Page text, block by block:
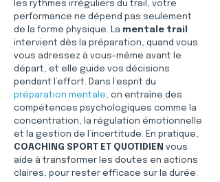
les rythmes irréguliers du trail, votre
performance ne dépend pas seulement
de la forme physique. La mentale trail
intervient dès la préparation, quand vous
vous adressez à vous-même avant le
départ, et elle guide vos décisions
pendant l’effort. Dans l’esprit du
préparation mentale, on entraîne des
compétences psychologiques comme la
concentration, la régulation émotionnelle
et la gestion de l’incertitude. En pratique,
COACHING SPORT ET QUOTIDIEN vous
aide à transformer les doutes en actions
claires, pour rester efficace sur la durée.